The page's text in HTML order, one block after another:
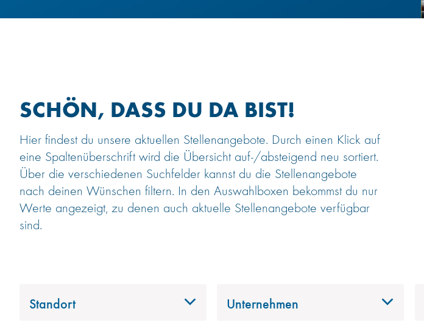
SCHÖN, DASS DU DA BIST!
Hier findest du unsere aktuellen Stellenangebote. Durch einen Klick auf
eine Spaltenüberschrift wird die Übersicht auf-/absteigend neu sortiert.
Über die verschiedenen Suchfelder kannst du die Stellenangebote
nach deinen Wünschen filtern. In den Auswahlboxen bekommst du nur
Werte angezeigt, zu denen auch aktuelle Stellenangebote verfügbar
sind.
Standort Unternehmen